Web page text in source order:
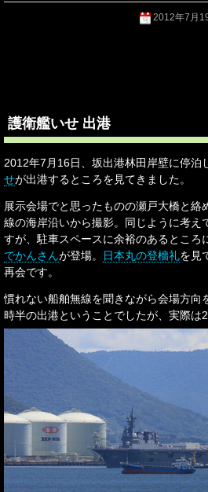
2012年7月
護衛艦いせ 出港
2012年7月16日、坂出港林田岸壁に停泊
せが出港するところを見てきました。
展示会場でと思ったものの瀬戸大橋と絡
線の海岸沿いから撮影。同じように考え
すが、駐車スペースに余裕のあるところ
でかんさんが登場。 日本丸の登檣礼を見
再会です。
慣れない船舶無線を聞きながら会場方向
時半の出港ということでしたが、実際は